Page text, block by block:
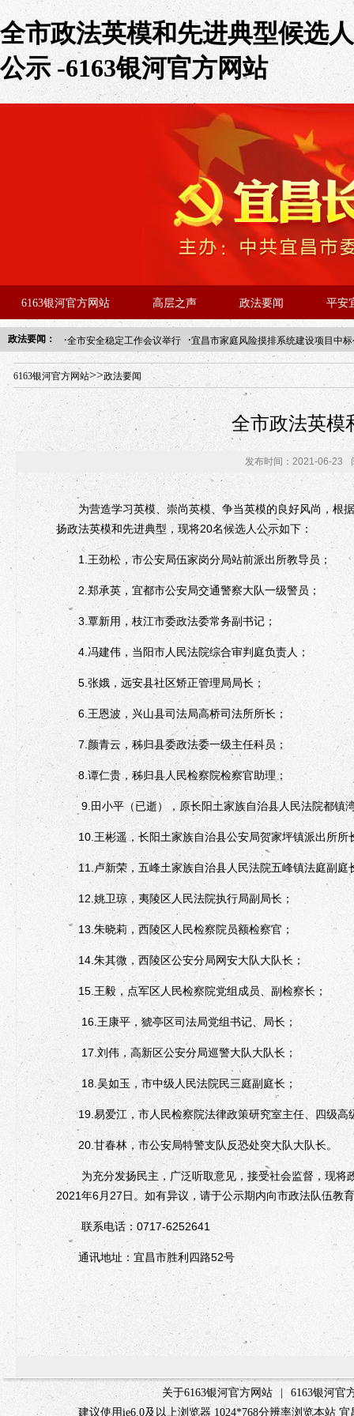
全市政法英模和先进典型候选人
公示 -6163银河官方网站
6163银河官方网站 高层之声 政法要闻 平安
政法要闻： ·全市安全稳定工作会议举行 ·宜昌市家庭风险摸排系统建设项目中
年“招才兴业”事业单位人才引进·北京站人民大学入校工作提醒
6163银河官方网站>>政法要闻
全市政法英模
发布时间：2021-06-23
为营造学习英模、崇尚英模、争当英模的良好风尚，根
扬政法英模和先进典型，现将20名候选人公示如下：
1.王劲松，市公安局伍家岗分局站前派出所教导员；
2.郑承英，宜都市公安局交通警察大队一级警员；
3.覃新用，枝江市委政法委常务副书记；
4.冯建伟，当阳市人民法院综合审判庭负责人；
5.张娥，远安县社区矫正管理局局长；
6.王恩波，兴山县司法局高桥司法所所长；
7.颜青云，秭归县委政法委一级主任科员；
8.谭仁贵，秭归县人民检察院检察官助理；
9.田小平（已逝），原长阳土家族自治县人民法院都镇
10.王彬遥，长阳土家族自治县公安局贺家坪镇派出所所
11.卢新荣，五峰土家族自治县人民法院五峰镇法庭副庭
12.姚卫琼，夷陵区人民法院执行局副局长；
13.朱晓莉，西陵区人民检察院员额检察官；
14.朱其微，西陵区公安分局网安大队大队长；
15.王毅，点军区人民检察院党组成员、副检察长；
16.王康平，猇亭区司法局党组书记、局长；
17.刘伟，高新区公安分局巡警大队大队长；
18.吴如玉，市中级人民法院民三庭副庭长；
19.易爱江，市人民检察院法律政策研究室主任、四级高
20.甘春林，市公安局特警支队反恐处突大队大队长。
为充分发扬民主，广泛听取意见，接受社会监督，现将
2021年6月27日。如有异议，请于公示期内向市政法队伍教
联系电话：0717-6252641
通讯地址：宜昌市胜利四路52号
关于6163银河官方网站
6163银河官
建议使用ie6.0及以上浏览器 1024*768分辨率浏览本站